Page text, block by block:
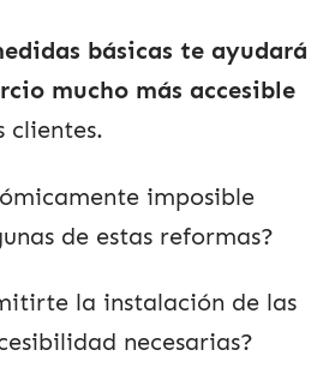
básicas te ayudará
mucho más accesible
clientes.
imposible
de estas reformas?
la instalación de las
necesarias?